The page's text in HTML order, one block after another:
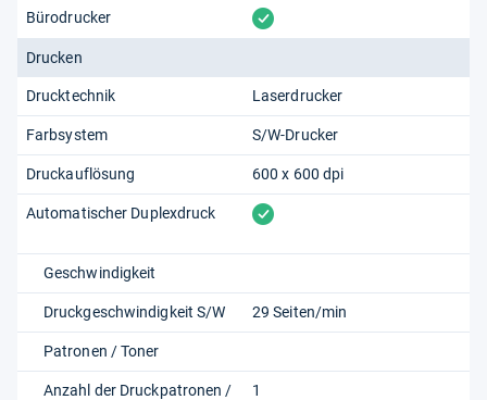
Bürodrucker vorhanden
Drucken
Drucktechnik Laserdrucker
Farbsystem S/W-Drucker
Druckauflösung 600 x 600 dpi
Automatischer Duplexdruck vorhanden
Geschwindigkeit
Druckgeschwindigkeit S/W 29 Seiten/min
Patronen / Toner
Anzahl der Druckpatronen /
1